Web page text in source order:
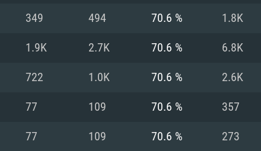
Resolução
superior
Memória: 16 GB
Placa Gráfica:
Nvidia GeForce
(Intel Xeon
Metal.
Processador:
Memória: 8 GB
Placa Gráfica:
suporte Metal.
Network:
drivers mais
/ equivalentes
mínima
recentes (não
AMD (Radeon
Vulkan.
349 494 70.6 % 1.8K
1.9K 2.7K 70.6 % 6.8K
722 1.0K 70.6 % 2.6K
77 109 70.6 % 357
77 109 70.6 % 273